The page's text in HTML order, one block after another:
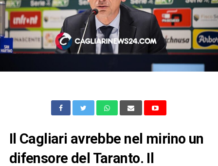
Il Cagliari avrebbe nel mirino un
difensore del Taranto. Il